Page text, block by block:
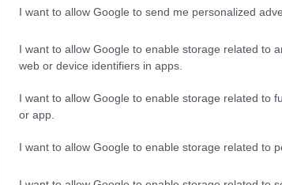
I want to allow Google to send me personalized
I want to allow Google to enable storage related to
web or device identifiers in apps.
I want to allow Google to enable storage related to
or app.
I want to allow Google to enable storage related to